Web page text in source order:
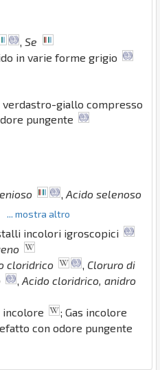
Se
in varie forme grigio
verdastro-giallo compresso
pungente
,Acido selenoso
... mostra altro
incolori igroscopici
cloridrico , Cloruro di
,Acido cloridrico, anidro
incolore
; Gas incolore
con odore pungente